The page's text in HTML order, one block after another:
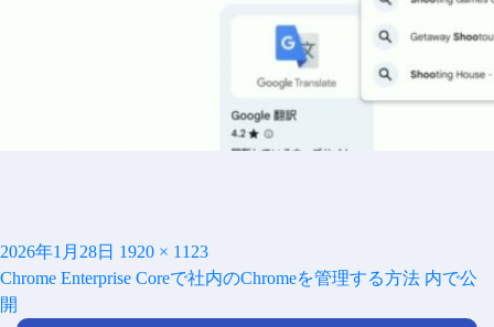
投
稿
日:
2026年1月28日 フ
ル
1920 × 1123
投
稿
ナ
Chrome Enterprise Coreで社内のChromeを管理する方法 内で公
開